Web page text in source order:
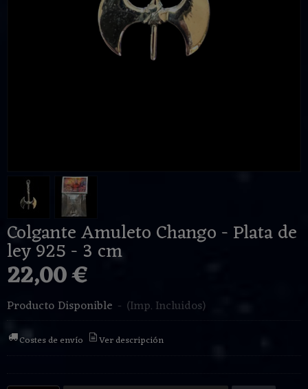
Colgante Amuleto Chango - Plata de
ley 925 - 3 cm
22,00 €
Producto Disponible - (Imp. Incluidos)
Costes de envío Ver descripción